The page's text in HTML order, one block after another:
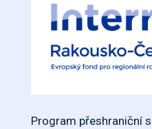
Program přeshraniční